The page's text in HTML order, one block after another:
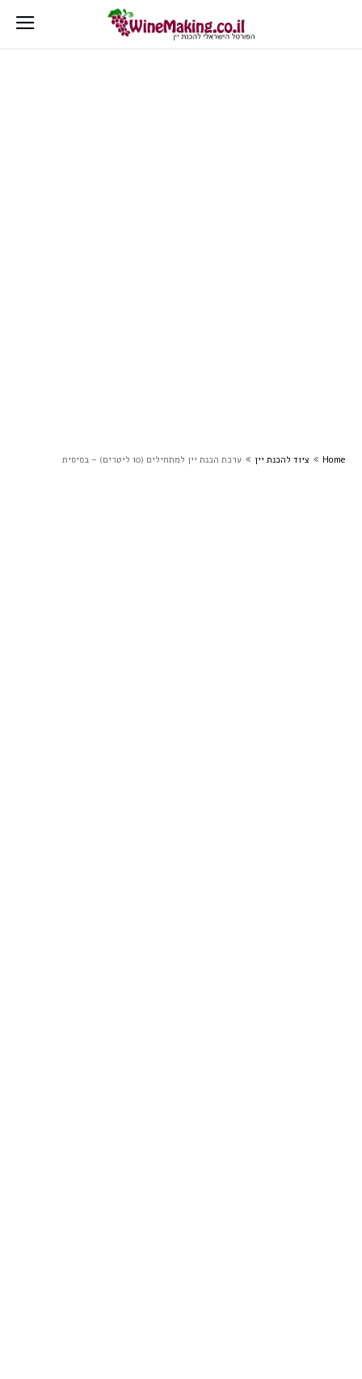
Home ציוד להכנת יין ערכת הכנת יין למתחילים (10 ליטרים) – בסיסית